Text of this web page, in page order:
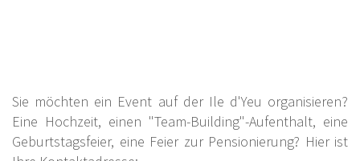
Sie möchten ein Event auf der Ile d'Yeu organisieren?
Eine Hochzeit, einen "Team-Building"-Aufenthalt, eine
Geburtstagsfeier, eine Feier zur Pensionierung? Hier ist